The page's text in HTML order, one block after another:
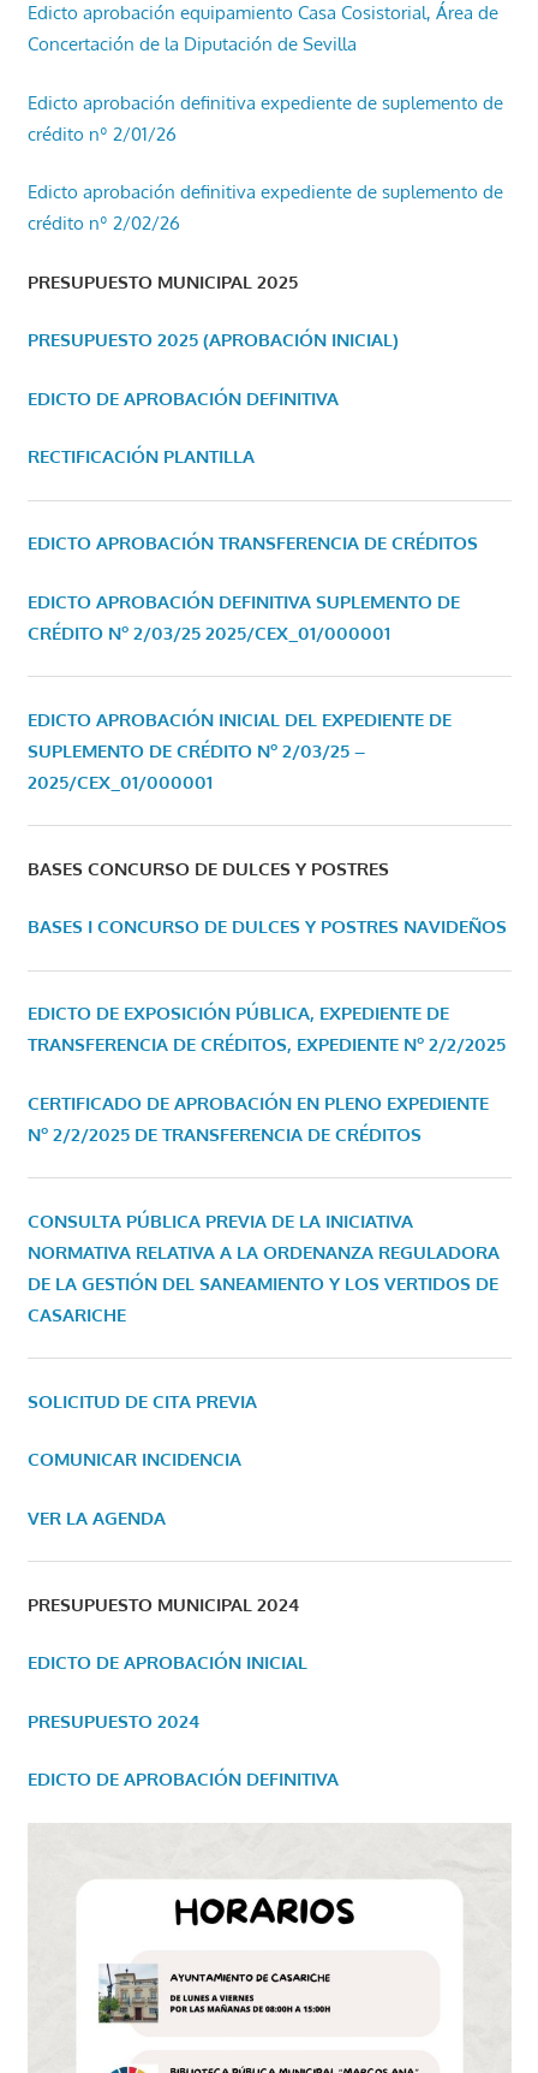
Edicto aprobación equipamiento Casa Cosistorial, Área de
Concertación de la Diputación de Sevilla
Edicto aprobación definitiva expediente de suplemento de
crédito nº 2/01/26
Edicto aprobación definitiva expediente de suplemento de
crédito nº 2/02/26
PRESUPUESTO MUNICIPAL 2025
PRESUPUESTO 2025 (APROBACIÓN INICIAL)
EDICTO DE APROBACIÓN DEFINITIVA
RECTIFICACIÓN PLANTILLA
EDICTO APROBACIÓN TRANSFERENCIA DE CRÉDITOS
EDICTO APROBACIÓN DEFINITIVA SUPLEMENTO DE
CRÉDITO Nº 2/03/25 2025/CEX_01/000001
EDICTO APROBACIÓN INICIAL DEL EXPEDIENTE DE
SUPLEMENTO DE CRÉDITO Nº 2/03/25 –
2025/CEX_01/000001
BASES CONCURSO DE DULCES Y POSTRES
BASES I CONCURSO DE DULCES Y POSTRES NAVIDEÑOS
EDICTO DE EXPOSICIÓN PÚBLICA, EXPEDIENTE DE
TRANSFERENCIA DE CRÉDITOS, EXPEDIENTE Nº 2/2/2025
CERTIFICADO DE APROBACIÓN EN PLENO EXPEDIENTE
Nº 2/2/2025 DE TRANSFERENCIA DE CRÉDITOS
CONSULTA PÚBLICA PREVIA DE LA INICIATIVA
NORMATIVA RELATIVA A LA ORDENANZA REGULADORA
DE LA GESTIÓN DEL SANEAMIENTO Y LOS VERTIDOS DE
CASARICHE
SOLICITUD DE CITA PREVIA
COMUNICAR INCIDENCIA
VER LA AGENDA
PRESUPUESTO MUNICIPAL 2024
EDICTO DE APROBACIÓN INICIAL
PRESUPUESTO 2024
EDICTO DE APROBACIÓN DEFINITIVA